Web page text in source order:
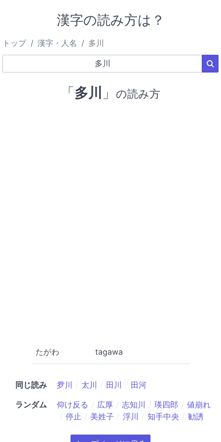
漢字の読み方は？
トップ 漢字・人名 多川
「多川 」 の読み方
たがわ tagawa
同じ読み 夛川 太川 田川
田河
ランダム
仰け反る 広厚 志知川 瑛四郎
値崩れ
停止
美姓子 浮川 知手中央 勧誘